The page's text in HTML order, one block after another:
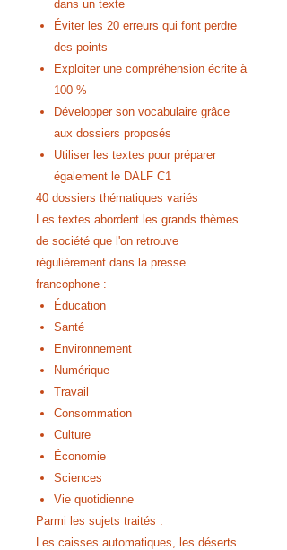
dans un texte
Éviter les 20 erreurs qui font perdre
des points
Exploiter une compréhension écrite à
100 %
Développer son vocabulaire grâce
aux dossiers proposés
Utiliser les textes pour préparer
également le DALF C1
40 dossiers thématiques variés
Les textes abordent les grands thèmes
de société que l'on retrouve
régulièrement dans la presse
francophone :
Éducation
Santé
Environnement
Numérique
Travail
Consommation
Culture
Économie
Sciences
Vie quotidienne
Parmi les sujets traités :
Les caisses automatiques, les déserts